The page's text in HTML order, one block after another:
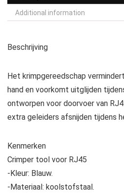
Additional information
Beschrijving
Het krimpgereedschap
hand en voorkomt uitglijden
ontworpen voor doorvoer van
extra geleiders afsnijden tijdens
Kenmerken
Crimper tool voor RJ45
-Kleur: Blauw.
-Materiaal: koolstofstaal.